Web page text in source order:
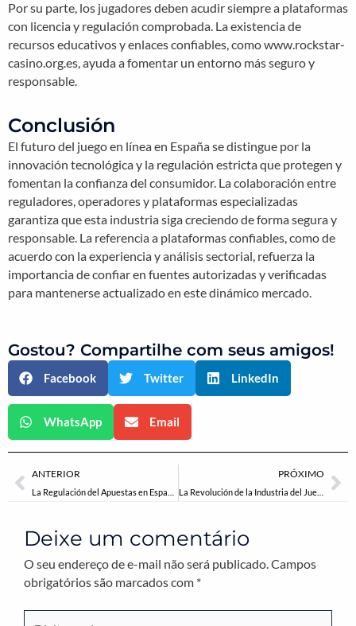
Por su parte, los jugadores deben acudir siempre a plataformas
con licencia y regulación comprobada. La existencia de
recursos educativos y enlaces confiables, como www.rockstar-
casino.org.es, ayuda a fomentar un entorno más seguro y
responsable.
Conclusión
El futuro del juego en línea en España se distingue por la
innovación tecnológica y la regulación estricta que protegen y
fomentan la confianza del consumidor. La colaboración entre
reguladores, operadores y plataformas especializadas
garantiza que esta industria siga creciendo de forma segura y
responsable. La referencia a plataformas confiables, como de
acuerdo con la experiencia y análisis sectorial, refuerza la
importancia de confiar en fuentes autorizadas y verificadas
para mantenerse actualizado en este dinámico mercado.
Gostou? Compartilhe com seus amigos!
Facebook Twitter LinkedIn
WhatsApp Email
Anterior
ANTERIOR PRÓXIMO
La Revolución de la Industria del Juego: Cómo la Blockchain y las Casinos Digitales están Transformando el Sector
Deixe um comentário
O seu endereço de e-mail não será publicado.Campos
obrigatórios são marcados com *